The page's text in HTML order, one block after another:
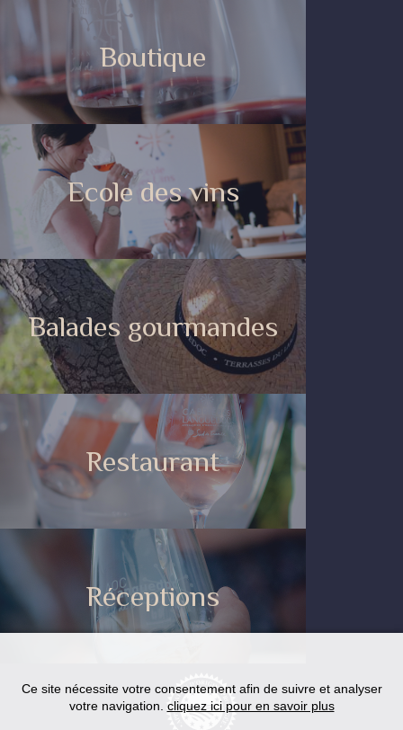
Boutique
Ecole des vins
Balades gourmandes
Restaurant
Réceptions
Ce site nécessite votre consentement afin de suivre et analyser
votre navigation. cliquez ici pour en savoir plus